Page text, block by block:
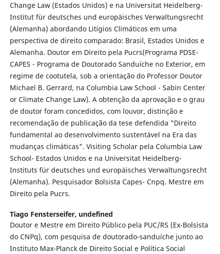
Change Law (Estados Unidos) e na Universitat Heidelberg-
Institut für deutsches und europäisches Verwaltungsrecht
(Alemanha) abordando Litígios Climáticos em uma
perspectiva de direito comparado: Brasil, Estados Unidos e
Alemanha. Doutor em Direito pela Pucrs(Programa PDSE-
CAPES - Programa de Doutorado Sanduíche no Exterior, em
regime de cootutela, sob a orientação do Professor Doutor
Michael B. Gerrard, na Columbia Law School - Sabin Center
or Climate Change Law). A obtenção da aprovação e o grau
de doutor foram concedidos, com louvor, distinção e
recomendação de publicação da tese defendida "Direito
fundamental ao desenvolvimento sustentável na Era das
mudanças climáticas". Visiting Scholar pela Columbia Law
School- Estados Unidos e na Universitat Heidelberg-
Instituts für deutsches und europäisches Verwaltungsrecht
(Alemanha). Pesquisador Bolsista Capes- Cnpq. Mestre em
Direito pela Pucrs.
Tiago Fensterseifer, undefined
Doutor e Mestre em Direito Público pela PUC/RS (Ex-Bolsista
do CNPq), com pesquisa de doutorado-sanduíche junto ao
Instituto Max-Planck de Direito Social e Política Social